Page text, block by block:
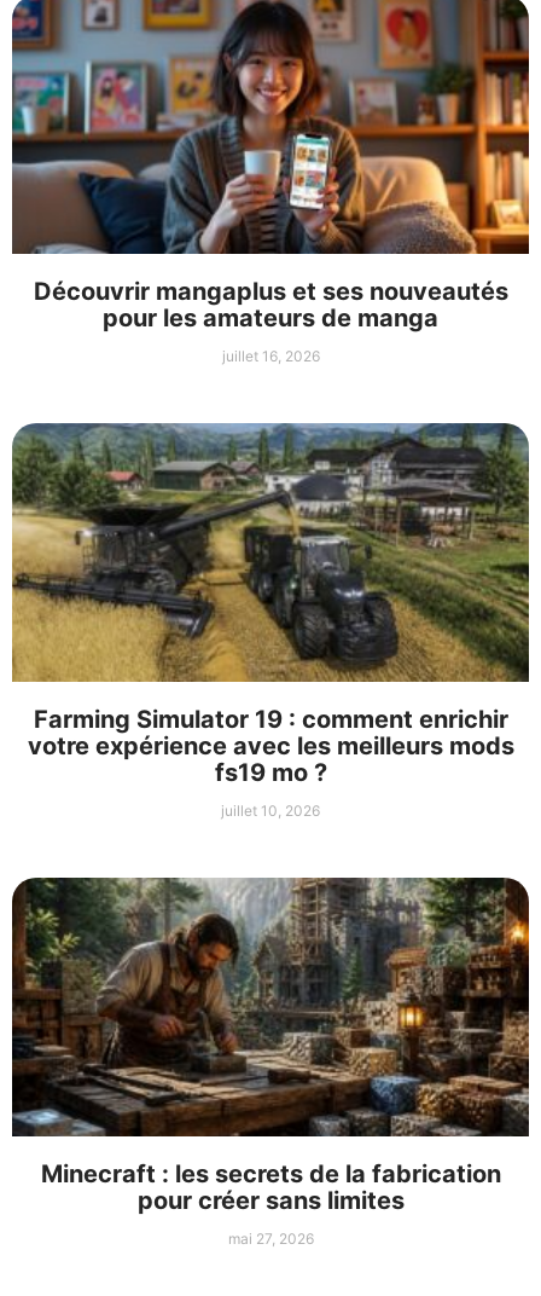
Découvrir mangaplus et ses nouveautés
pour les amateurs de manga
juillet 16, 2026
Farming Simulator 19 : comment enrichir
votre expérience avec les meilleurs mods
fs19 mo ?
juillet 10, 2026
Minecraft : les secrets de la fabrication
pour créer sans limites
mai 27, 2026